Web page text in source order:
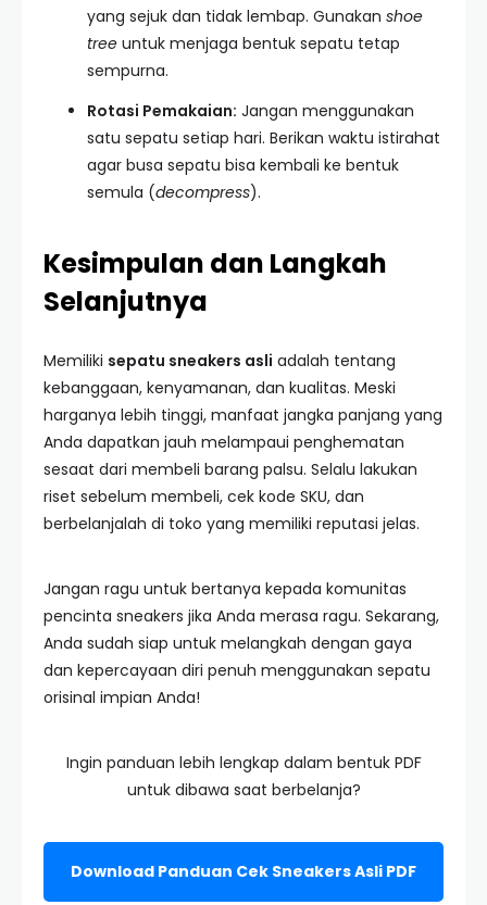
yang sejuk dan tidak lembap. Gunakan shoe
tree untuk menjaga bentuk sepatu tetap
sempurna.
Rotasi Pemakaian: Jangan menggunakan
satu sepatu setiap hari. Berikan waktu istirahat
agar busa sepatu bisa kembali ke bentuk
semula (decompress).
Kesimpulan dan Langkah
Selanjutnya
Memiliki sepatu sneakers asli adalah tentang
kebanggaan, kenyamanan, dan kualitas. Meski
harganya lebih tinggi, manfaat jangka panjang yang
Anda dapatkan jauh melampaui penghematan
sesaat dari membeli barang palsu. Selalu lakukan
riset sebelum membeli, cek kode SKU, dan
berbelanjalah di toko yang memiliki reputasi jelas.
Jangan ragu untuk bertanya kepada komunitas
pencinta sneakers jika Anda merasa ragu. Sekarang,
Anda sudah siap untuk melangkah dengan gaya
dan kepercayaan diri penuh menggunakan sepatu
orisinal impian Anda!
Ingin panduan lebih lengkap dalam bentuk PDF
untuk dibawa saat berbelanja?
Download Panduan Cek Sneakers Asli PDF